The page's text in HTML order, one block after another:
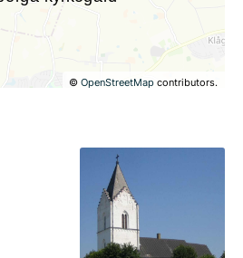
©OpenStreetMap contributors.